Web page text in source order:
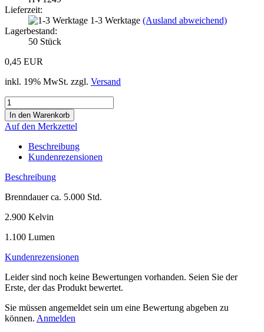
Lieferzeit:
1-3 Werktage (Ausland abweichend)
Lagerbestand:
50 Stück
0,45 EUR
inkl. 19% MwSt. zzgl. Versand
Auf den Merkzettel
Beschreibung
Kundenrezensionen
Beschreibung
Brenndauer ca. 5.000 Std.
2.900 Kelvin
1.100 Lumen
Kundenrezensionen
Leider sind noch keine Bewertungen vorhanden. Seien Sie der
Erste, der das Produkt bewertet.
Sie müssen angemeldet sein um eine Bewertung abgeben zu
können. Anmelden